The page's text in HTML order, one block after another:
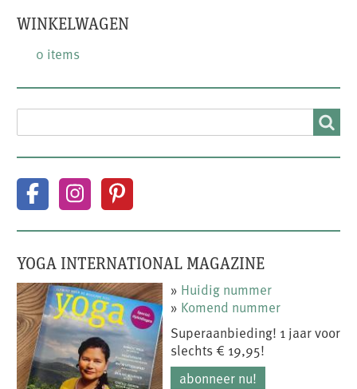
WINKELWAGEN
0 items
YOGA INTERNATIONAL MAGAZINE
» Huidig nummer
» Komend nummer
Superaanbieding! 1 jaar voor
slechts € 19,95!
abonneer nu!